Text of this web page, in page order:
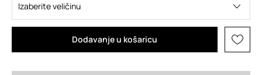
Izaberite veličinu
Dodavanje u košaricu